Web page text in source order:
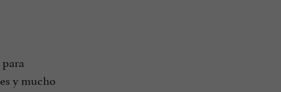
y mucho